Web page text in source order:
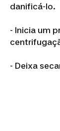
danificá-lo.
- Inicia um
- Deixa